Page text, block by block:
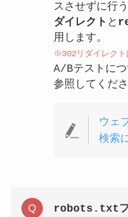
スさせずに行
ダイレクト と
用します。
※302リダイレクト
A/Bテストに
参照してくださ
ウェ
検索
robots.txtフ